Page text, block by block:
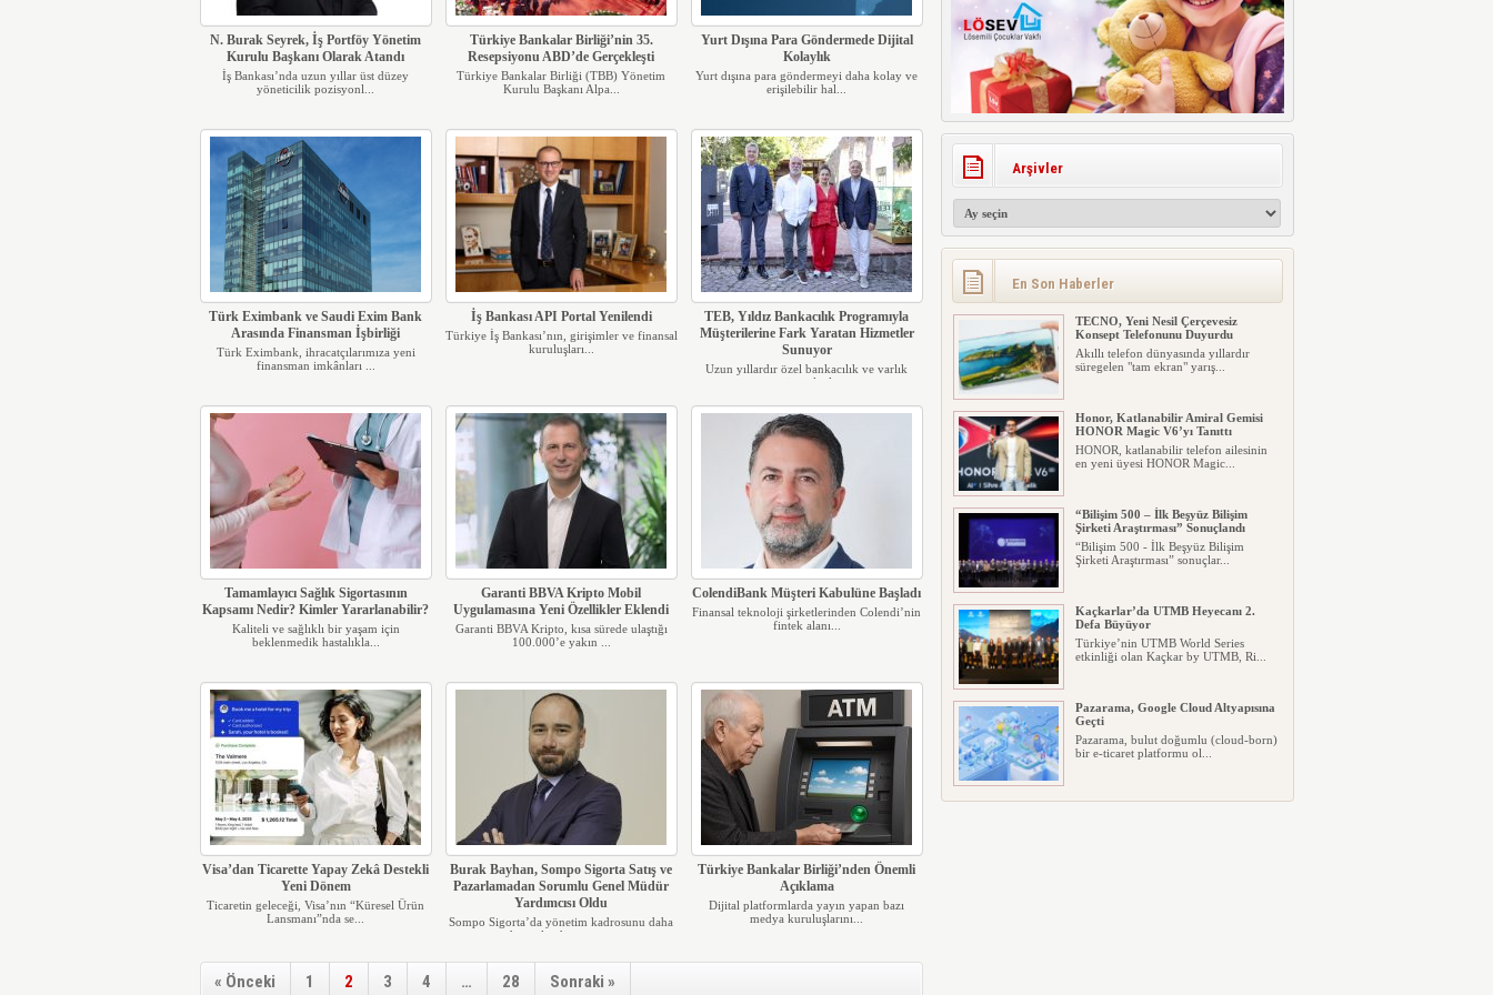
N. Burak Seyrek, İş Portföy Yönetim
Kurulu Başkanı Olarak Atandı
İş Bankası’nda uzun yıllar üst düzey
yöneticilik pozisyonl...
Türkiye Bankalar Birliği’nin 35.
Resepsiyonu ABD’de Gerçekleşti
Türkiye Bankalar Birliği (TBB) Yönetim
Kurulu Başkanı Alpa...
Yurt Dışına Para Göndermede Dijital
Kolaylık
Yurt dışına para göndermeyi daha kolay ve
erişilebilir hal...
Türk Eximbank ve Saudi Exim Bank
Arasında Finansman İşbirliği
Türk Eximbank, ihracatçılarımıza yeni
finansman imkânları ...
İş Bankası API Portal Yenilendi
Türkiye İş Bankası’nın, girişimler ve finansal
kuruluşları...
TEB, Yıldız Bankacılık Programıyla
Müşterilerine Fark Yaratan Hizmetler
Sunuyor
Uzun yıllardır özel bankacılık ve varlık
yönetimi alanları...
Tamamlayıcı Sağlık Sigortasının
Kapsamı Nedir? Kimler Yararlanabilir?
Kaliteli ve sağlıklı bir yaşam için
beklenmedik hastalıkla...
Garanti BBVA Kripto Mobil
Uygulamasına Yeni Özellikler Eklendi
Garanti BBVA Kripto, kısa sürede ulaştığı
100.000’e yakın ...
ColendiBank Müşteri Kabulüne Başladı
Finansal teknoloji şirketlerinden Colendi’nin
fintek alanı...
Visa’dan Ticarette Yapay Zekâ Destekli
Yeni Dönem
Ticaretin geleceği, Visa’nın “Küresel Ürün
Lansmanı”nda se...
Burak Bayhan, Sompo Sigorta Satış ve
Pazarlamadan Sorumlu Genel Müdür
Yardımcısı Oldu
Sompo Sigorta’da yönetim kadrosunu daha
da güçlendiren öne...
Türkiye Bankalar Birliği’nden Önemli
Açıklama
Dijital platformlarda yayın yapan bazı
medya kuruluşlarını...
« Önceki 1 2 3 4 … 28 Sonraki »
Arşivler
En Son Haberler
TECNO, Yeni Nesil Çerçevesiz
Konsept Telefonunu Duyurdu
Akıllı telefon dünyasında yıllardır
süregelen "tam ekran" yarış...
Honor, Katlanabilir Amiral Gemisi
HONOR Magic V6’yı Tanıttı
HONOR, katlanabilir telefon ailesinin
en yeni üyesi HONOR Magic...
“Bilişim 500 – İlk Beşyüz Bilişim
Şirketi Araştırması” Sonuçlandı
“Bilişim 500 - İlk Beşyüz Bilişim
Şirketi Araştırması” sonuçlar...
Kaçkarlar’da UTMB Heyecanı 2.
Defa Büyüyor
Türkiye’nin UTMB World Series
etkinliği olan Kaçkar by UTMB, Ri...
Pazarama, Google Cloud Altyapısına
Geçti
Pazarama, bulut doğumlu (cloud-born)
bir e-ticaret platformu ol...
Diploma Yetmiyor: Haliç Üniversitesi